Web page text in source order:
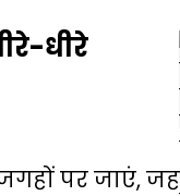
धीरे
पर जाएं,